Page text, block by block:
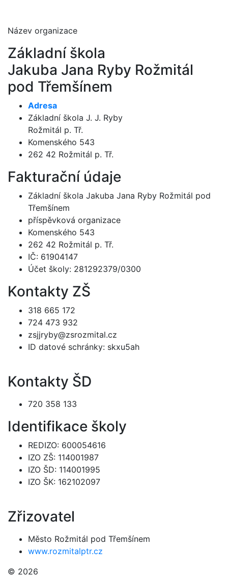
Název organizace
Základní škola
Jakuba Jana Ryby Rožmitál
pod Třemšínem
Adresa
Základní škola J. J. Ryby
Rožmitál p. Tř.
Komenského 543
262 42 Rožmitál p. Tř.
Fakturační údaje
Základní škola Jakuba Jana Ryby Rožmitál pod
Třemšínem
příspěvková organizace
Komenského 543
262 42 Rožmitál p. Tř.
IČ: 61904147
Účet školy: 281292379/0300
Kontakty ZŠ
318 665 172
724 473 932
zsjjryby@zsrozmital.cz
ID datové schránky: skxu5ah
Kontakty ŠD
720 358 133
Identifikace školy
REDIZO: 600054616
IZO ZŠ: 114001987
IZO ŠD: 114001995
IZO ŠK: 162102097
Zřizovatel
Město Rožmitál pod Třemšínem
www.rozmitalptr.cz
© 2026